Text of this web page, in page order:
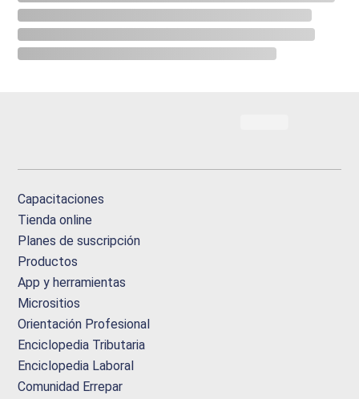
Capacitaciones
Tienda online
Planes de suscripción
Productos
App y herramientas
Micrositios
Orientación Profesional
Enciclopedia Tributaria
Enciclopedia Laboral
Comunidad Errepar